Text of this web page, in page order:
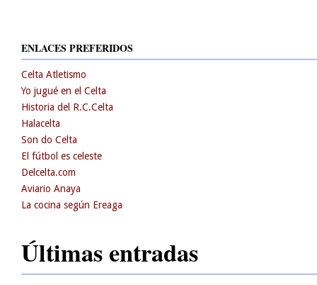
ENLACES PREFERIDOS
Celta Atletismo
Yo jugué en el Celta
Historia del R.C.Celta
Halacelta
Son do Celta
El fútbol es celeste
Delcelta.com
Aviario Anaya
La cocina según Ereaga
Últimas entradas